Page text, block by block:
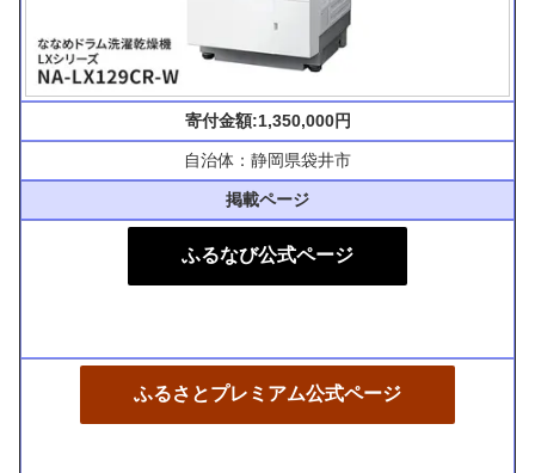
寄付金額:1,350,000円
自治体：静岡県袋井市
掲載ページ
ふるなび公式ページ
ふるさとプレミアム公式ページ